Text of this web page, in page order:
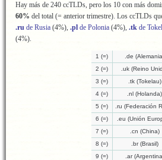
Hay más de 240 ccTLDs, pero los 10 con más
60% del total (= anterior trimestre). Los ccTLDs
.ru de Rusia (4%), .pl de Polonia (4%), .tk de
(4%).
1 (=)
.de
2 (=)
.uk (Reino
3 (=)
.tk (Tokelau)
4 (=)
.nl (Holanda)
5 (=)
.ru (Federación
6 (=)
.eu (Unión
7 (=)
.cn (China)
8 (=)
.br (Brasil)
9 (=)
.ar